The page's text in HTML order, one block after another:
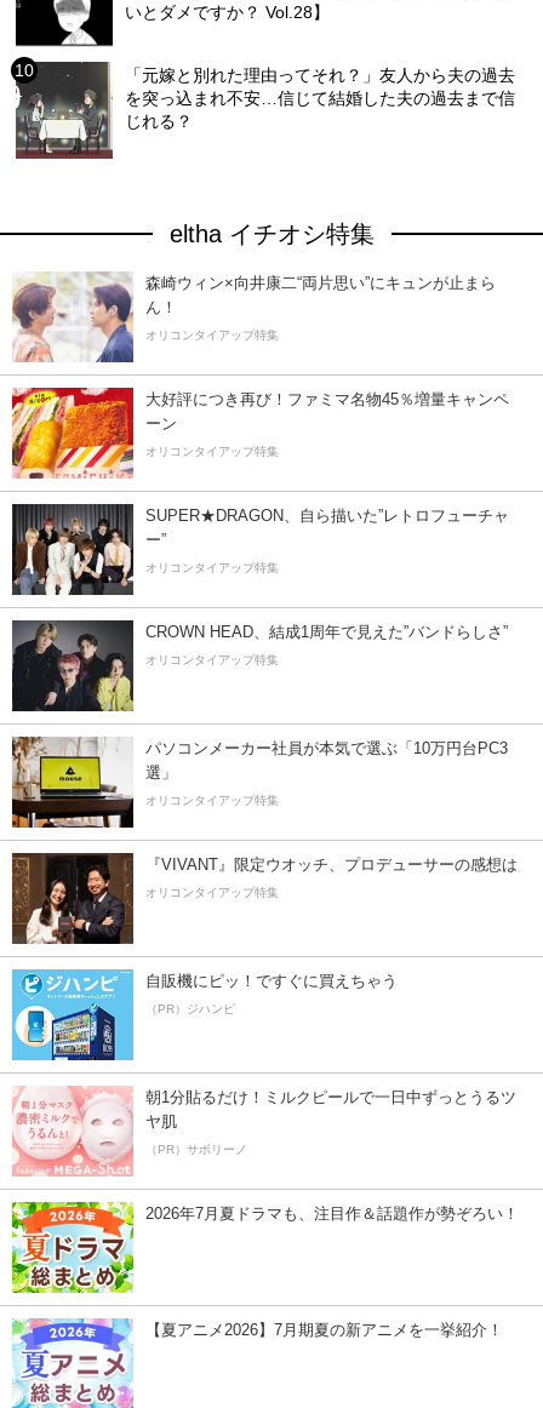
いとダメですか？ Vol.28】
「元嫁と別れた理由ってそれ？」友人から夫の過去
を突っ込まれ不安…信じて結婚した夫の過去まで信
じれる？
eltha イチオシ特集
森崎ウィン×向井康二“両片思い”にキュンが止まら
ん！
オリコンタイアップ特集
大好評につき再び！ファミマ名物45％増量キャンペ
ーン
オリコンタイアップ特集
SUPER★DRAGON、自ら描いた”レトロフューチャ
ー”
オリコンタイアップ特集
CROWN HEAD、結成1周年で見えた”バンドらしさ”
オリコンタイアップ特集
パソコンメーカー社員が本気で選ぶ「10万円台PC3
選」
オリコンタイアップ特集
『VIVANT』限定ウオッチ、プロデューサーの感想は
オリコンタイアップ特集
自販機にピッ！ですぐに買えちゃう
（PR）ジハンピ
朝1分貼るだけ！ミルクピールで一日中ずっとうるツ
ヤ肌
（PR）サボリーノ
2026年7月夏ドラマも、注目作＆話題作が勢ぞろい！
【夏アニメ2026】7月期夏の新アニメを一挙紹介！